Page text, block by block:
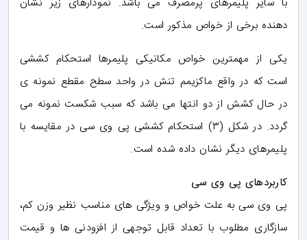
دهنده برخی از خواص مذکور است.
یکی از مهمترین خواص مکانیکی پلیمرها استحکام کششی
است که در واقع ماکزیمم تنش در واحد سطح مقطع نمونه ی
در حال کشش از دو انتها می باشد که سبب شکست نمونه می
گردد. در شکل (۳) استحکام کششی پی وی سی در مقایسه با
پلیمرهای دیگر نشان داده شده است.
کاربردهای پی وی سی
پی وی سی به علت خواص و ویژگی های مناسب نظیر وزن کم،
سازگاری مطلوب با تعداد قابل توجهی از افزودنی ها و قیمت